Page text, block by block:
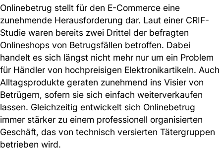
Onlinebetrug stellt für den E-Commerce eine
zunehmende Herausforderung dar. Laut einer CRIF-
Studie waren bereits zwei Drittel der befragten
Onlineshops von Betrugsfällen betroffen. Dabei
handelt es sich längst nicht mehr nur um ein Problem
für Händler von hochpreisigen Elektronikartikeln. Auch
Alltagsprodukte geraten zunehmend ins Visier von
Betrügern, sofern sie sich einfach weiterverkaufen
lassen. Gleichzeitig entwickelt sich Onlinebetrug
immer stärker zu einem professionell organisierten
Geschäft, das von technisch versierten Tätergruppen
betrieben wird.